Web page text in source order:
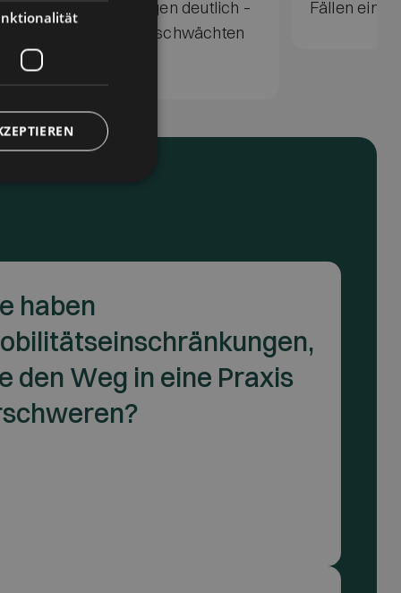
für Ansteckungen deutlich –
wichtig bei geschwächten
Fällen eine
haben
den Weg in eine Praxis